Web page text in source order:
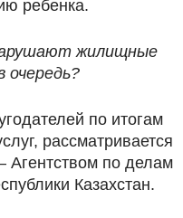
ребенка.
жилищные
очередь?
по итогам
рассматривается
по делам
Казахстан.